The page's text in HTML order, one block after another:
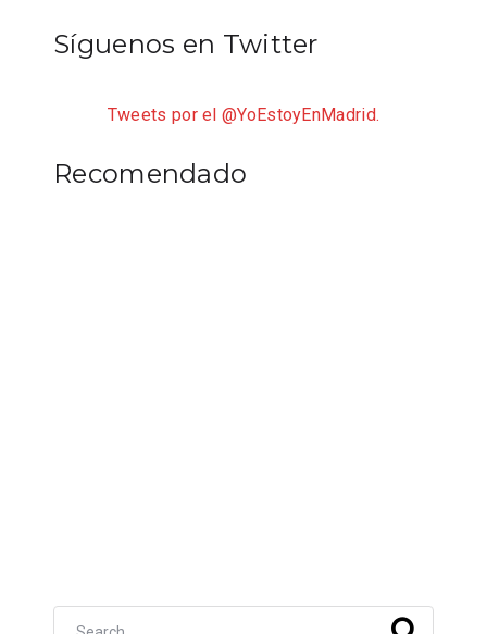
Síguenos en Twitter
Tweets por el @YoEstoyEnMadrid.
Recomendado